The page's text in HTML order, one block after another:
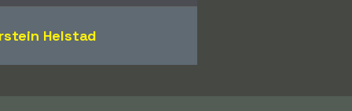
Helstad